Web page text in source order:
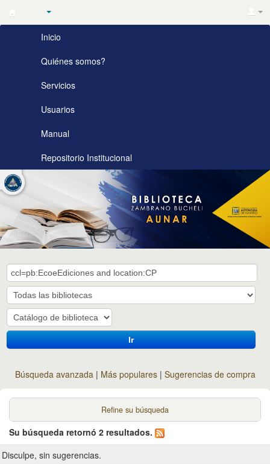
Biblioteca
Zambrano
Bucheli
AUNAR
Inicio
Quiénes somos?
Servicios
Usuarios
Manual
Repositorio Institucional
Ir
Búsqueda avanzada Más populares Sugerencias de compra
Refine su búsqueda
Su búsqueda retornó 2 resultados.
Disculpe, sin sugerencias.